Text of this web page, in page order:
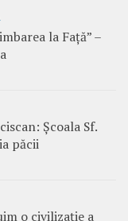
la Față” –
Școala Sf.
păcii
o civilizație a